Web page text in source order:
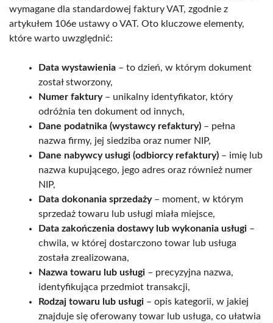
wymagane dla standardowej faktury VAT, zgodnie z
artykułem 106e ustawy o VAT. Oto kluczowe elementy,
które warto uwzględnić:
Data wystawienia – to dzień, w którym dokument
został stworzony,
Numer faktury– unikalny identyfikator, który
odróżnia ten dokument od innych,
Dane podatnika (wystawcy refaktury) – pełna
nazwa firmy, jej siedziba oraz numer NIP,
Dane nabywcy usługi (odbiorcy refaktury) – imię lub
nazwa kupującego, jego adres oraz również numer
NIP,
Data dokonania sprzedaży– moment, w którym
sprzedaż towaru lub usługi miała miejsce,
Data zakończenia dostawy lub wykonania usługi –
chwila, w której dostarczono towar lub usługa
została zrealizowana,
Nazwa towaru lub usługi – precyzyjna nazwa,
identyfikująca przedmiot transakcji,
Rodzaj towaru lub usługi – opis kategorii, w jakiej
znajduje się oferowany towar lub usługa, co ułatwia